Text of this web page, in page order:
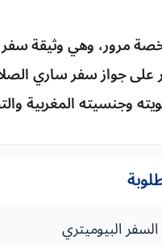
مرور، وهي وثيقة
جواز سفر ساري
وجنسيته المغربية
البيوميتري